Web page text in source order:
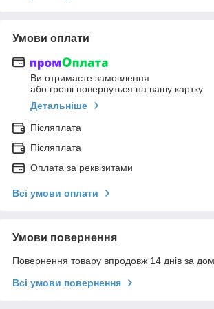
Умови оплати
Ви отримаєте замовлення
або гроші повернуться на вашу картку
Детальніше
Післяплата
Післяплата
Оплата за реквізитами
Всі умови оплати
Умови повернення
Повернення товару впродовж 14 днів за
Всі умови повернення